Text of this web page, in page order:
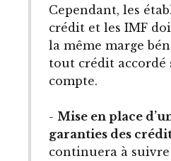
Cependant, les
crédit et les IMF
la même marge
tout crédit accordé
compte.
- Mise en place
garanties des
continuera à suivre